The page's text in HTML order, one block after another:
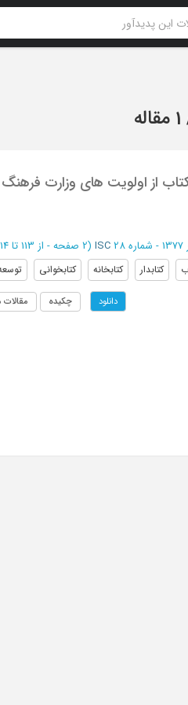
1 مقاله
از اولویت های وزارت فرهنگ
ISC (‎2 صفحه - از 113 تا 114
کتابدار کتابخانه کتابخوانی
دانلود چکیده مقالات